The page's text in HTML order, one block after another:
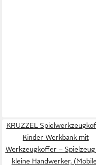
KRUZZEL
Kinder Werkbank mit
Werkzeugkoffer –
kleine Handwerker,